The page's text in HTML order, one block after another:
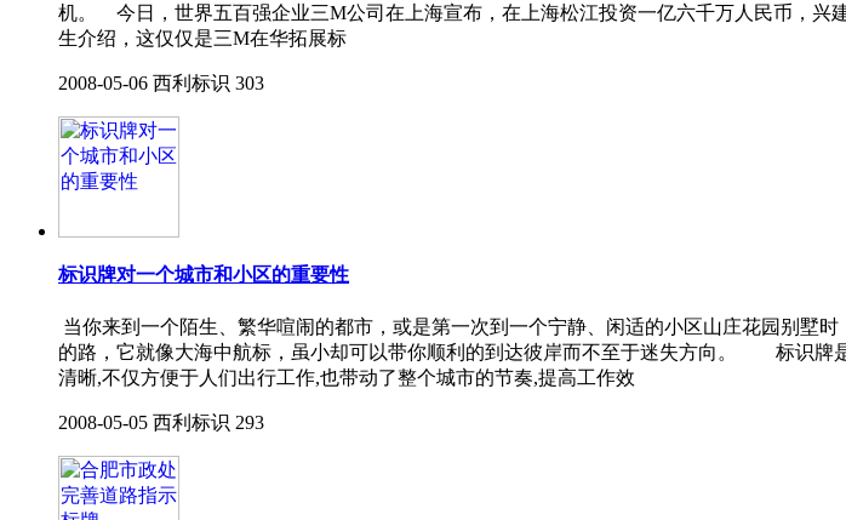
机。 今日，世界五百强企业三M公司在上海宣布，在上海松江投资一亿六千万人民币，
生介绍，这仅仅是三M在华拓展标
2008-05-06 西利标识 303
标识牌对一个城市和小区的重要性
当你来到一个陌生、繁华喧闹的都市，或是第一次到一个宁静、闲适的小区山庄花园别墅
的路，它就像大海中航标，虽小却可以带你顺利的到达彼岸而不至于迷失方向。 标识牌
清晰,不仅方便于人们出行工作,也带动了整个城市的节奏,提高工作效
2008-05-05 西利标识 293